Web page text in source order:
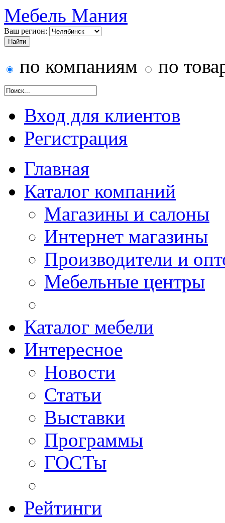
Мебель Мания
Ваш регион:
по компаниям по
Вход для клиентов
Регистрация
Главная
Каталог компаний
Магазины и салоны
Интернет магазины
Производители и
Мебельные центры
Каталог мебели
Интересное
Новости
Статьи
Выставки
Программы
ГОСТы
Рейтинги